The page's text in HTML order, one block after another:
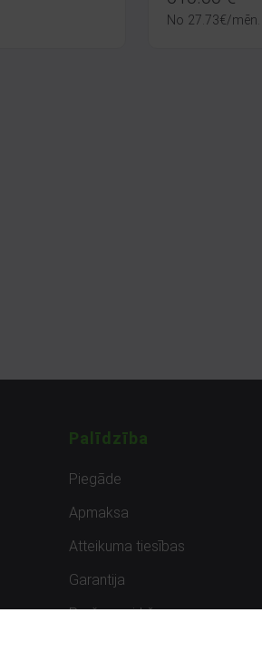
No 27.73€/mēn.
Palīdzība
Piegāde
Apmaksa
Atteikuma tiesības
Garantija
Preču uzpirkšana